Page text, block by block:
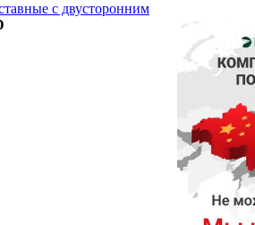
с двусторонним